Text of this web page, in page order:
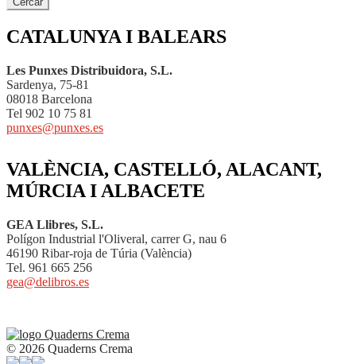
CATALUNYA I BALEARS
Les Punxes Distribuidora, S.L.
Sardenya, 75-81
08018 Barcelona
Tel 902 10 75 81
punxes@punxes.es
VALÈNCIA, CASTELLÓ, ALACANT,
MÚRCIA I ALBACETE
GEA Llibres, S.L.
Polígon Industrial l'Oliveral, carrer G, nau 6
46190 Ribar-roja de Túria (València)
Tel. 961 665 256
gea@delibros.es
© 2026 Quaderns Crema